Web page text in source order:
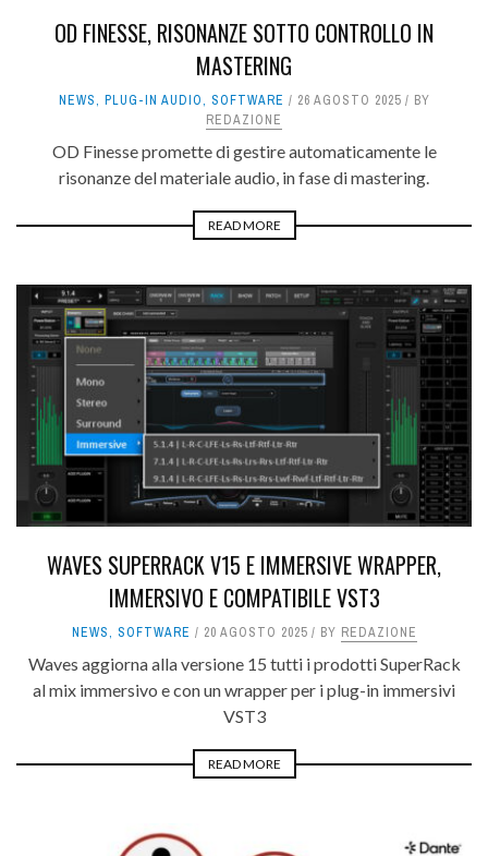
OD FINESSE, RISONANZE SOTTO CONTROLLO IN
MASTERING
NEWS, PLUG-IN AUDIO, SOFTWARE 26 AGOSTO 2025
BY
REDAZIONE
OD Finesse promette di gestire automaticamente le
risonanze del materiale audio, in fase di mastering.
READ MORE
WAVES SUPERRACK V15 E IMMERSIVE WRAPPER,
IMMERSIVO E COMPATIBILE VST3
NEWS, SOFTWARE 20 AGOSTO 2025 BY REDAZIONE
Waves aggiorna alla versione 15 tutti i prodotti SuperRack
al mix immersivo e con un wrapper per i plug-in immersivi
VST3
READ MORE